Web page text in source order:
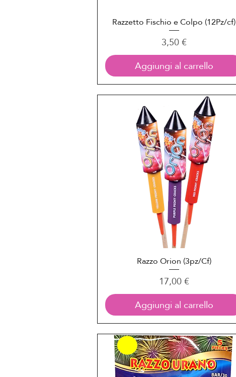
Vista rapida
Razzetto Fischio e Colpo (12Pz/cf)
Prezzo
3,50 €
Aggiungi al carrello
Vista rapida
Razzo Orion (3pz/Cf)
Prezzo
17,00 €
Aggiungi al carrello